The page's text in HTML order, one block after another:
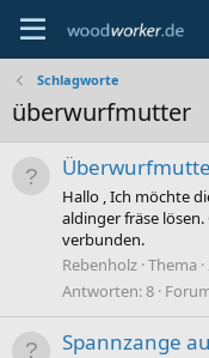
Schlagworte
überwurfmutter
Hallo , Ich möchte
aldinger fräse
verbunden.
Rebenholz Thema
Antworten: 8
Spannzange